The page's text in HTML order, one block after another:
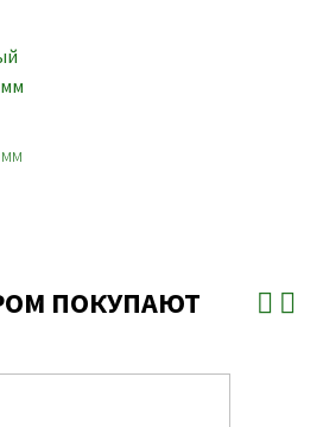
ПОКУПАЮТ